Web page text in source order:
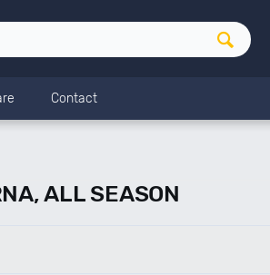
Contact
ALL SEASON